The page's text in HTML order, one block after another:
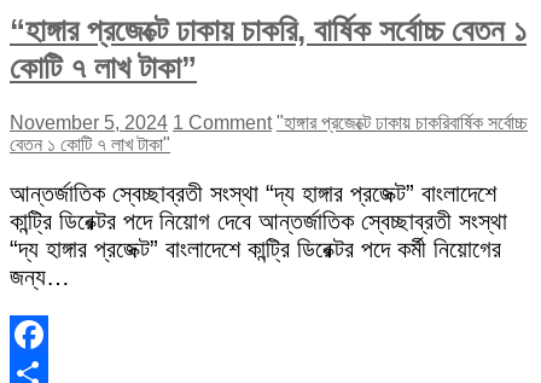
“হাঙ্গার প্রজেক্টে ঢাকায় চাকরি, বার্ষিক সর্বোচ্চ বেতন ১
কোটি ৭ লাখ টাকা”
November 5, 2024 1 Comment "হাঙ্গার প্রজেক্টে ঢাকায় চাকরিবার্ষিক সর্বোচ্চ
বেতন ১ কোটি ৭ লাখ টাকা"
আন্তর্জাতিক স্বেচ্ছাব্রতী সংস্থা “দ্য হাঙ্গার প্রজেক্ট” বাংলাদেশে
কান্ট্রি ডিরেক্টর পদে নিয়োগ দেবে আন্তর্জাতিক স্বেচ্ছাব্রতী সংস্থা
“দ্য হাঙ্গার প্রজেক্ট” বাংলাদেশে কান্ট্রি ডিরেক্টর পদে কর্মী নিয়োগের
জন্য…
Facebook